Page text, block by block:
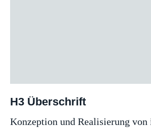
H3 Überschrift
Konzeption und Realisierung